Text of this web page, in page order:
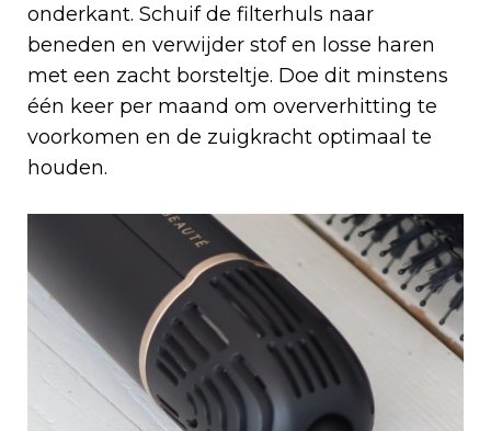
onderkant. Schuif de filterhuls naar
beneden en verwijder stof en losse haren
met een zacht borsteltje. Doe dit minstens
één keer per maand om oververhitting te
voorkomen en de zuigkracht optimaal te
houden.